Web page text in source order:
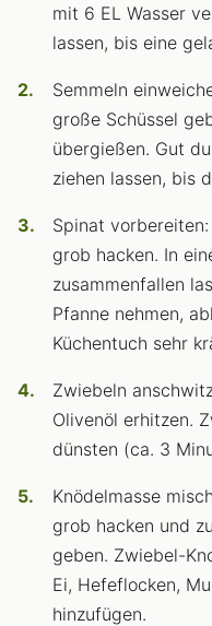
mit 6 EL Wasser
lassen, bis eine
Semmeln
große Schüssel
übergießen. Gut
ziehen lassen, bis
Spinat
grob hacken. In
zusammenfallen
Pfanne nehmen,
Küchentuch sehr
Zwiebeln
Olivenöl erhitzen.
dünsten (ca. 3
Knödelmasse
grob hacken und
geben. Zwiebel-
Ei, Hefeflocken,
hinzufügen.